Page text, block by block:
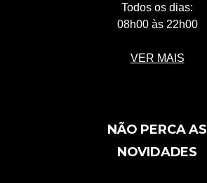
Todos os dias:
08h00 às 22h00
VER MAIS
NÃO PERCA AS
NOVIDADES